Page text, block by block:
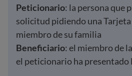
Peticionario: la persona que
solicitud pidiendo una Tarjeta
miembro de su familia
Beneficiario: el miembro de
el peticionario ha presentado